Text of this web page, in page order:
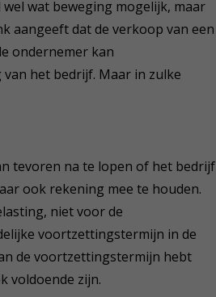
wat beweging mogelijk, maar
aangeeft dat de verkoop van een
ondernemer kan
het bedrijf. Maar in zulke
tevoren na te lopen of het bedrijf
ook rekening mee te houden.
niet voor de
voortzettingstermijn in de
de voortzettingstermijn hebt
voldoende zijn.